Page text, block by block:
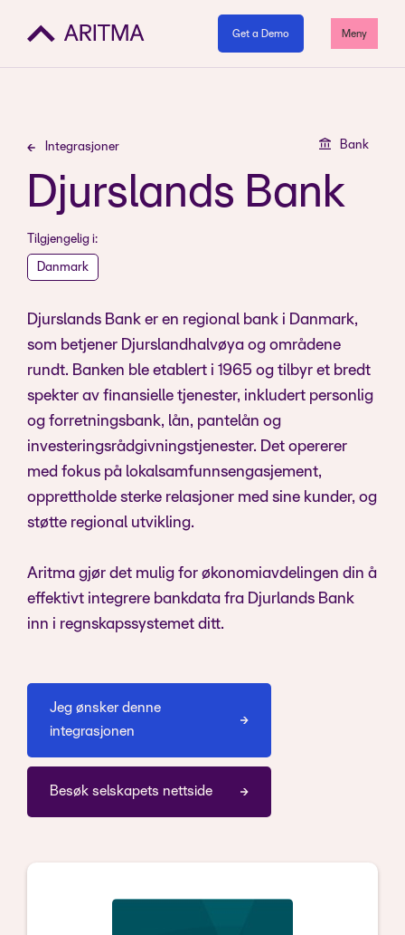
Get a Demo Meny
Integrasjoner Bank
Djurslands Bank
Tilgjengelig i:
Danmark
Djurslands Bank er en regional bank i Danmark,
som betjener Djurslandhalvøya og områdene
rundt. Banken ble etablert i 1965 og tilbyr et bredt
spekter av finansielle tjenester, inkludert personlig
og forretningsbank, lån, pantelån og
investeringsrådgivningstjenester. Det opererer
med fokus på lokalsamfunnsengasjement,
opprettholde sterke relasjoner med sine kunder, og
støtte regional utvikling.
Aritma gjør det mulig for økonomiavdelingen din å
effektivt integrere bankdata fra Djurlands Bank
inn i regnskapssystemet ditt.
Jeg ønsker denne
integrasjonen
Besøk selskapets nettside